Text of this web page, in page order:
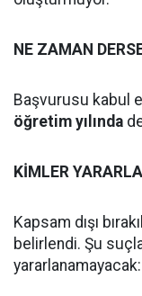
NE ZAMAN
Başvurusu kabul
öğretim yılında
KİMLER
Kapsam dışı
belirlendi. Şu
yararlanamayacak: